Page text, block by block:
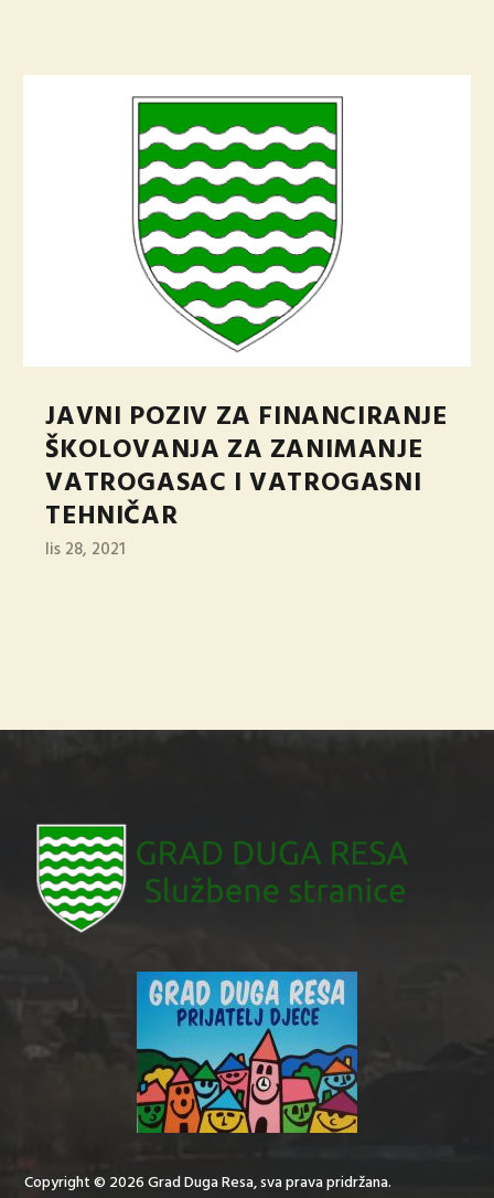
JAVNI POZIV ZA FINANCIRANJE
ŠKOLOVANJA ZA ZANIMANJE
VATROGASAC I VATROGASNI
TEHNIČAR
lis 28, 2021
Copyright © 2026 Grad Duga Resa, sva prava pridržana.